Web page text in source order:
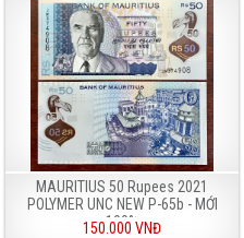
MAURITIUS 50 Rupees 2021
POLYMER UNC NEW P-65b - MỚI
100%
150.000 VNĐ